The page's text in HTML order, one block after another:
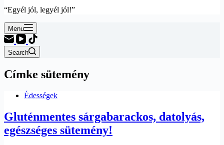
“Egyél jól, legyél jól!”
Menu
Search
Címke sütemény
Édességek
Gluténmentes sárgabarackos, datolyás,
egészséges sütemény!